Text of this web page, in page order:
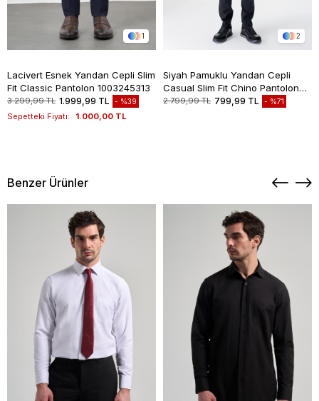
1
Lacivert Esnek Yandan Cepli Slim
Fit Classic Pantolon 1003245313
3.299,99 TL 1.999,99 TL %39
Sepetteki Fiyatı: 1.000,00 TL
2
Siyah Pamuklu Yandan Cepli
Casual Slim Fit Chino Pantolon
1003235117
2.799,99 TL 799,99 TL %71
Benzer Ürünler